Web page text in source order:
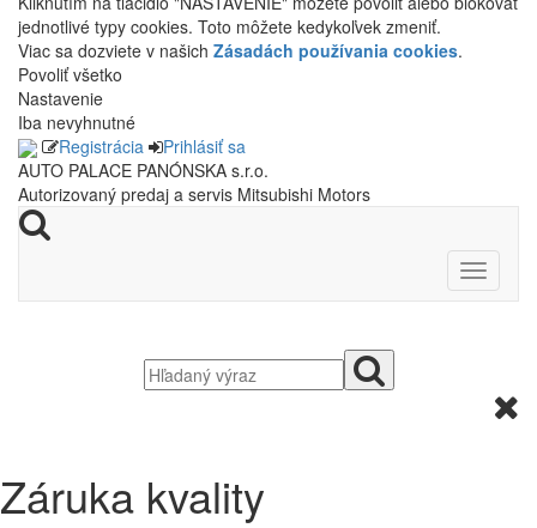
jednotlivé typy cookies. Toto môžete kedykoľvek zmeniť.
Viac sa dozviete v našich Zásadách používania cookies.
Povoliť všetko
Nastavenie
Iba nevyhnutné
Registrácia
Prihlásiť sa
AUTO PALACE PANÓNSKA s.r.o.
Autorizovaný predaj a servis Mitsubishi Motors
Záruka kvality